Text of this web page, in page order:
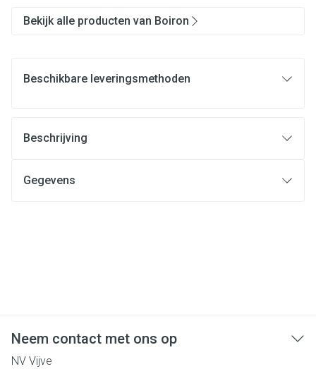
Bekijk alle producten van Boiron
Beschikbare leveringsmethoden
Beschrijving
Gegevens
Neem contact met ons op
NV Vijve